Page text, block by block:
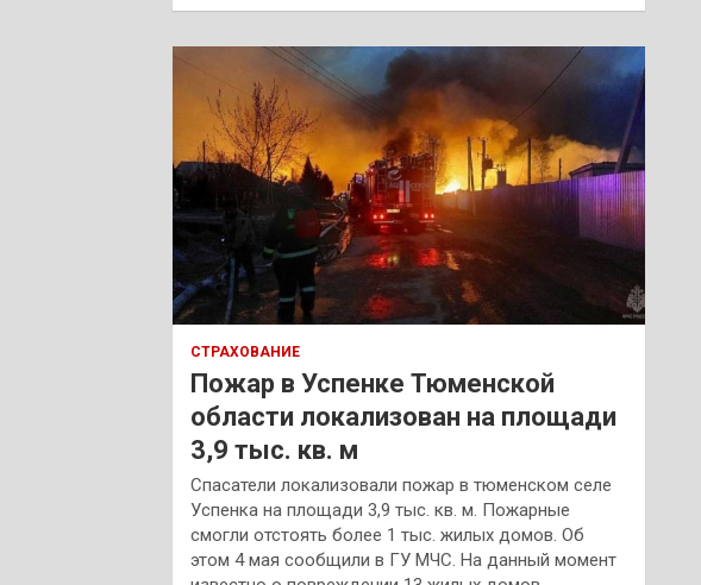
СТРАХОВАНИЕ
Пожар в Успенке Тюменской
области локализован на площади
3,9 тыс. кв. м
Спасатели локализовали пожар в тюменском селе
Успенка на площади 3,9 тыс. кв. м. Пожарные
смогли отстоять более 1 тыс. жилых домов. Об
этом 4 мая сообщили в ГУ МЧС. На данный момент